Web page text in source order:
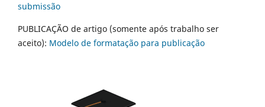
submissão
PUBLICAÇÃO de artigo (somente após trabalho ser
aceito): Modelo de formatação para publicação